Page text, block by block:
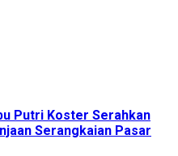
Putri Koster Serahkan
Serangkaian Pasar